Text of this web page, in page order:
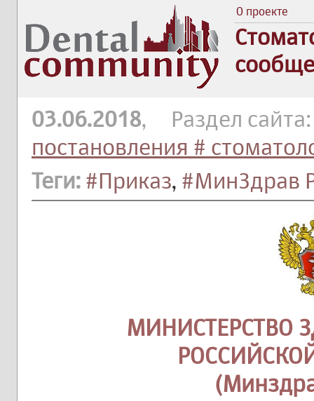
О проекте
03.06.2018, Раздел
постановления #
Теги: #Приказ, #МинЗдрав
МИНИСТЕРСТВО